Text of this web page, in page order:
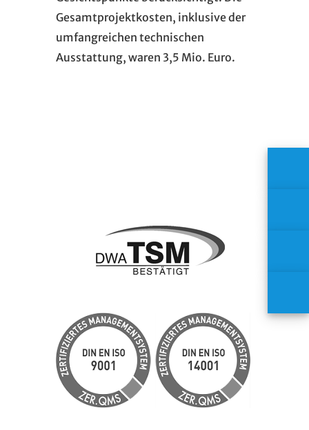
Gesamtprojektkosten, inklusive der
umfangreichen technischen
Ausstattung, waren 3,5 Mio. Euro.